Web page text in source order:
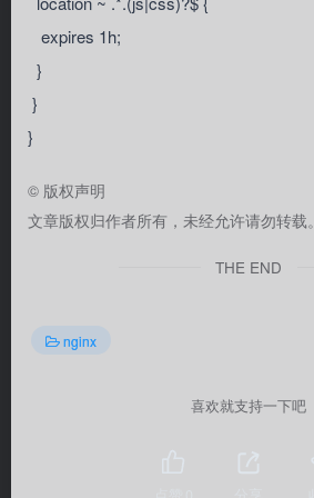
expires 1h;
}
}
}
© 版权声明
文章版权归作者所有，未经允许请勿转载。
THE END
nginx
喜欢就支持一下吧